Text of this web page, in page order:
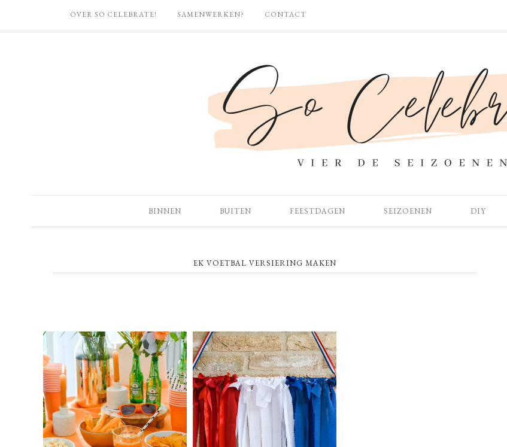
OVER SO CELEBRATE! SAMENWERKEN? CONTACT
BINNEN BUITEN FEESTDAGEN SEIZOENEN DIY
EK VOETBAL VERSIERING MAKEN